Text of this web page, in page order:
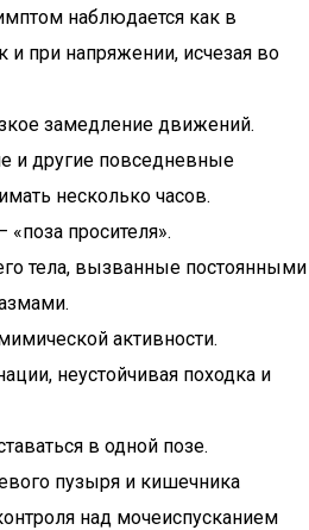
наблюдается как в
и при напряжении, исчезая во
замедление движений.
и другие повседневные
несколько часов.
«поза просителя».
тела, вызванные постоянными
активности.
неустойчивая походка и
в одной позе.
пузыря и кишечника
над мочеиспусканием